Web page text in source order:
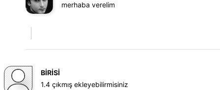
merhaba verelim
BİRİSİ
1.4 çıkmış ekleyebilirmisiniz